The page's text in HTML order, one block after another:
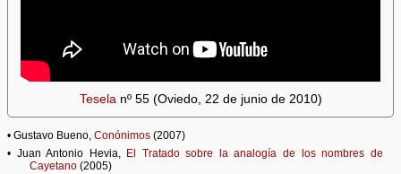
Tesela nº 55 (Oviedo, 22 de junio de 2010)
• Gustavo Bueno,Conónimos (2007)
• Juan Antonio Hevia, El Tratado sobre la analogía de los nombres de
Cayetano(2005)